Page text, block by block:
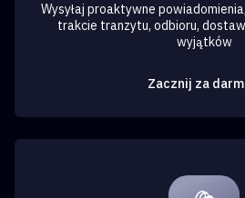
Wysyłaj proaktywne
trakcie tranzytu, odbioru,
wyjątków
Zacznij za